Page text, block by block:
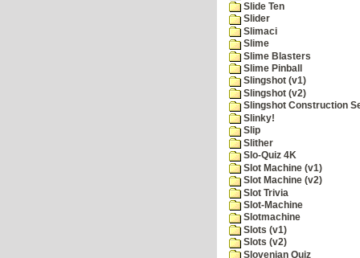
Slide Ten
Slider
Slimaci
Slime
Slime Blasters
Slime Pinball
Slingshot (v1)
Slingshot (v2)
Slingshot Construction
Slinky!
Slip
Slither
Slo-Quiz 4K
Slot Machine (v1)
Slot Machine (v2)
Slot Trivia
Slot-Machine
Slotmachine
Slots (v1)
Slots (v2)
Slovenian Quiz